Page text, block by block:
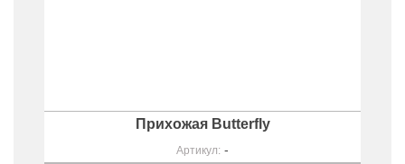
Прихожая Butterfly
Артикул: -